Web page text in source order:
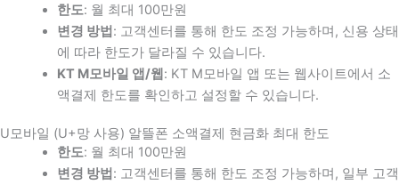
한도: 월 최대 100만원
변경 방법 : 고객센터를 통해 한도 조정 가능하며, 신용 상태
에 따라 한도가 달라질 수 있습니다.
KT M모바일 앱/웹 : KT M모바일 앱 또는 웹사이트에서 소
액결제 한도를 확인하고 설정할 수 있습니다.
U모바일 (U+망 사용) 알뜰폰 소액결제 현금화 최대 한도
한도: 월 최대 100만원
변경 방법 : 고객센터를 통해 한도 조정 가능하며, 일부 고객